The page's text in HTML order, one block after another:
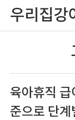
우리집강
육아휴직 급
준으로 단계